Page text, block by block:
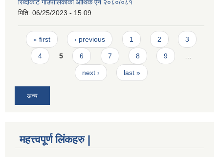
रिब्दीकोट गाउँपालिकाको आर्थिक ऐन २०८०/०८१
मिति: 06/25/2023 - 15:09
Pages
« first ‹ previous 1 2 3
4 5 6 7 8 9 …
next › last »
अन्य
महत्त्वपूर्ण लिंकहरु |